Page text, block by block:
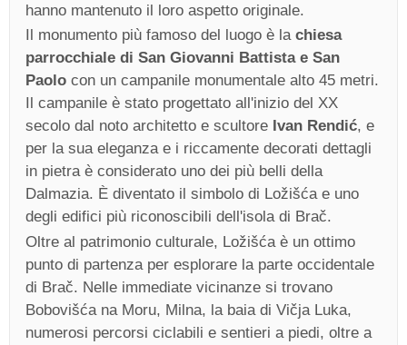
hanno mantenuto il loro aspetto originale.
Il monumento più famoso del luogo è la chiesa
parrocchiale di San Giovanni Battista e San
Paolo con un campanile monumentale alto 45 metri.
Il campanile è stato progettato all'inizio del XX
secolo dal noto architetto e scultore Ivan Rendić, e
per la sua eleganza e i riccamente decorati dettagli
in pietra è considerato uno dei più belli della
Dalmazia. È diventato il simbolo di Ložišća e uno
degli edifici più riconoscibili dell'isola di Brač.
Oltre al patrimonio culturale, Ložišća è un ottimo
punto di partenza per esplorare la parte occidentale
di Brač. Nelle immediate vicinanze si trovano
Bobovišća na Moru, Milna, la baia di Vičja Luka,
numerosi percorsi ciclabili e sentieri a piedi, oltre a